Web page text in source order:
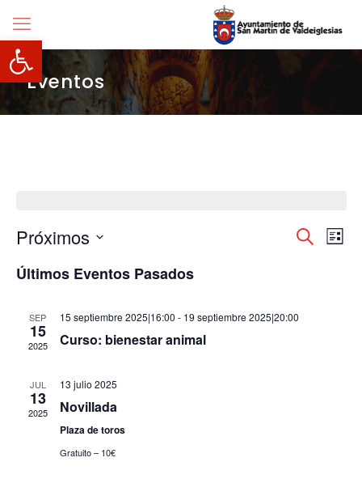
Abrir barra de herramientas
Eventos
de
Buscar
de
Lista
Próximos
laÚltimos Eventos Pasados
SEP
15
2025
15 septiembre 2025|16:00 - 19 septiembre 2025|20:00
Curso: bienestar animal
JUL
13
2025
13 julio 2025
Novillada
Plaza de toros
Gratuito – 10€